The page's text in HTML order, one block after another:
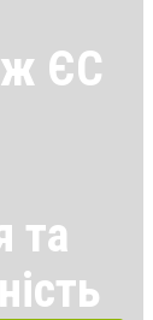
ЄС
та